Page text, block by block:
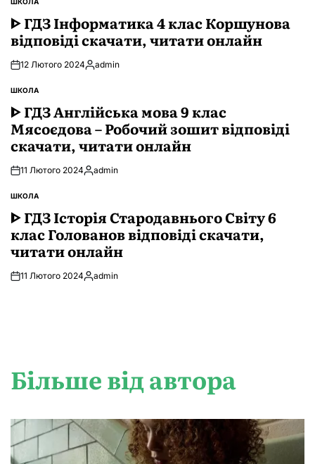
ОПУБЛІКУВАТИ
Уᐈ ГДЗ Інформатика 4 клас Коршунова
відповіді скачати, читати онлайн
12 Лютого 2024Опубліковано
admin
ОПУБЛІКУВАТИ
У
ШКОЛА
ᐈ ГДЗ Англійська мова 9 клас
Мясоєдова – Робочий зошит відповіді
скачати, читати онлайн
11 Лютого 2024Опубліковано
admin
ОПУБЛІКУВАТИ
У
ШКОЛА
ᐈ ГДЗ Історія Стародавнього Свiту 6
клас Голованов відповіді скачати,
читати онлайн
11 Лютого 2024Опубліковано
admin
Більше від автора